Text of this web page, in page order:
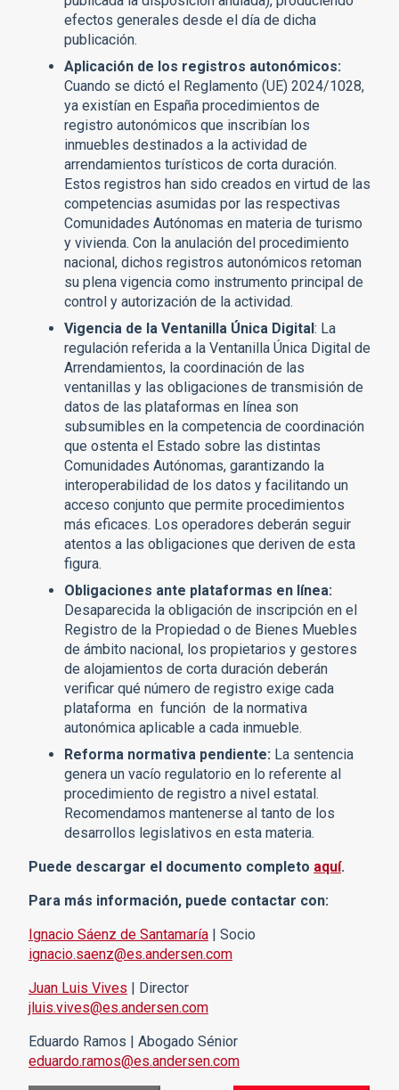
efectos generales desde el día de dicha
publicación.
Aplicación de los registros autonómicos:
Cuando se dictó el Reglamento (UE) 2024/1028,
ya existían en España procedimientos de
registro autonómicos que inscribían los
inmuebles destinados a la actividad de
arrendamientos turísticos de corta duración.
Estos registros han sido creados en virtud de las
competencias asumidas por las respectivas
Comunidades Autónomas en materia de turismo
y vivienda. Con la anulación del procedimiento
nacional, dichos registros autonómicos retoman
su plena vigencia como instrumento principal de
control y autorización de la actividad.
Vigencia de la Ventanilla Única Digital: La
regulación referida a la Ventanilla Única Digital de
Arrendamientos, la coordinación de las
ventanillas y las obligaciones de transmisión de
datos de las plataformas en línea son
subsumibles en la competencia de coordinación
que ostenta el Estado sobre las distintas
Comunidades Autónomas, garantizando la
interoperabilidad de los datos y facilitando un
acceso conjunto que permite procedimientos
más eficaces. Los operadores deberán seguir
atentos a las obligaciones que deriven de esta
figura.
Obligaciones ante plataformas en línea:
Desaparecida la obligación de inscripción en el
Registro de la Propiedad o de Bienes Muebles
de ámbito nacional, los propietarios y gestores
de alojamientos de corta duración deberán
verificar qué número de registro exige cada
plataforma en función de la normativa
autonómica aplicable a cada inmueble.
Reforma normativa pendiente: La sentencia
genera un vacío regulatorio en lo referente al
procedimiento de registro a nivel estatal.
Recomendamos mantenerse al tanto de los
desarrollos legislativos en esta materia.
Puede descargar el documento completo aquí.
Para más información, puede contactar con:
Ignacio Sáenz de Santamaría | Socio
ignacio.saenz@es.andersen.com
Juan Luis Vives | Director
jluis.vives@es.andersen.com
Eduardo Ramos | Abogado Sénior
eduardo.ramos@es.andersen.com